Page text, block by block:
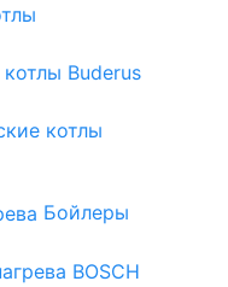
Buderus
котлы
Бойлеры
BOSCH